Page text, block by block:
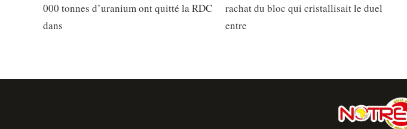
000 tonnes d’uranium ont quitté la RDC
dans
rachat du bloc qui cristallisait le duel
entre